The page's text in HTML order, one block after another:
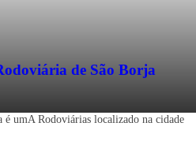
de São Borja
é umA Rodoviárias localizado na cidade